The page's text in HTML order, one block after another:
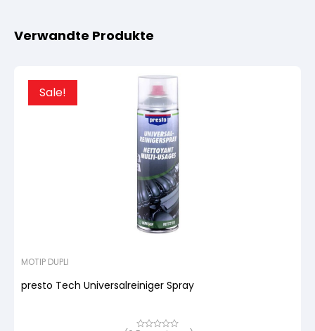
Verwandte Produkte
Sale!
MOTIP DUPLI
presto Tech Universalreiniger Spray